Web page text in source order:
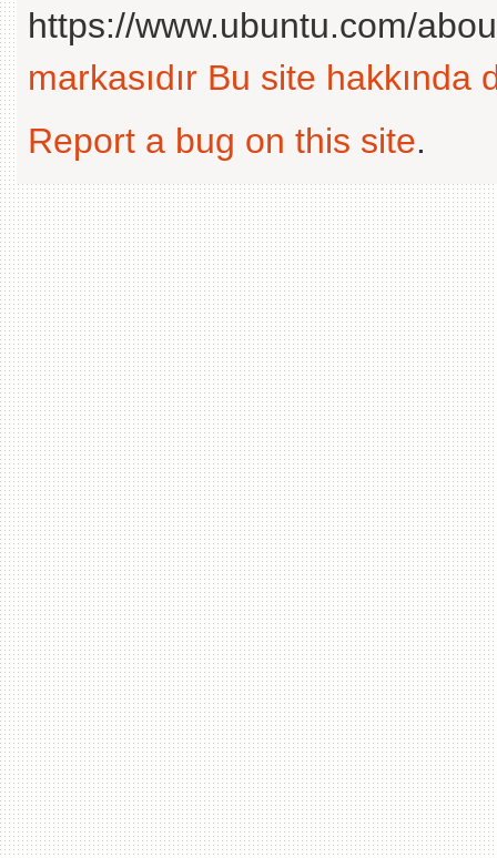
https://www.ubuntu.com/
markasıdır Bu site hakkında
Report a bug on this site.